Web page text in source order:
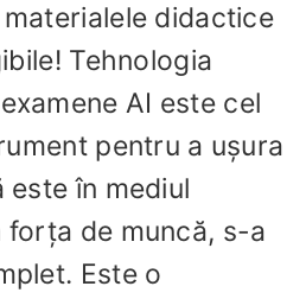
didactice
Tehnologia
AI este cel
pentru a ușura
este în mediul
forța de muncă, s-a
Este o